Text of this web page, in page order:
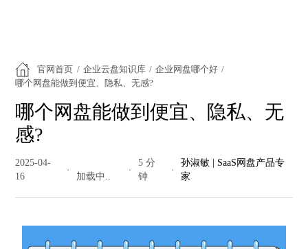
官网首页 / 企业云盘知识库 / 企业网盘哪个好 /
哪个网盘能做到便宜、隐私、无感?
哪个网盘能做到便宜、隐私、无
感?
2025-04-
16
量
5 分
钟
孙淑敏 | SaaS网盘产品专
家